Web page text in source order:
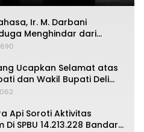
Ir. M. Darbani
Menghindar dari
Politik
Ucapkan Selamat atas
dan Wakil Bupati Deli
Api Soroti Aktivitas
SPBU 14.213.228 Bandar